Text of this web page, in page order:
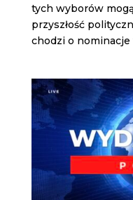
tych wyborów
przyszłość
chodzi o nominacje